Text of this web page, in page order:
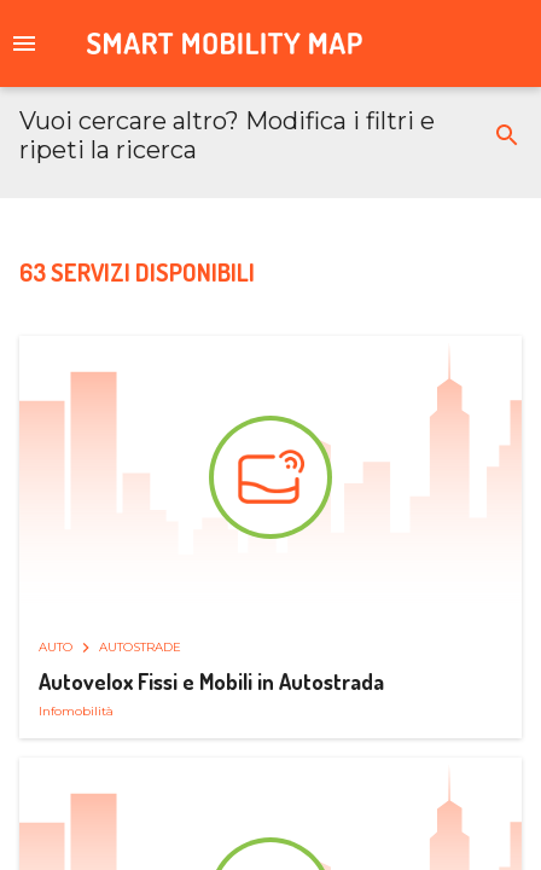
Vuoi cercare altro? Modifica i filtri e
ripeti la ricerca
63 SERVIZI DISPONIBILI
AUTO AUTOSTRADE
Autovelox Fissi e Mobili in Autostrada
Infomobilità